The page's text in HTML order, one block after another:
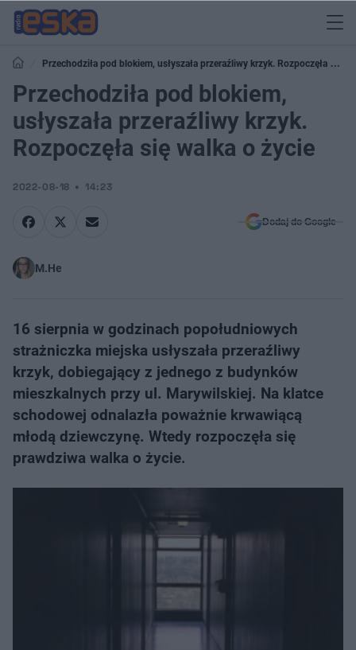
Przechodziła pod blokiem, usłyszała przeraźliwy krzyk. Rozpoczęła się
walka o życie
Przechodziła pod blokiem,
usłyszała przeraźliwy krzyk.
Rozpoczęła się walka o życie
2022-08-18 14:23
Dodaj do Google
M.He
16 sierpnia w godzinach popołudniowych
strażniczka miejska usłyszała przeraźliwy
krzyk, dobiegający z jednego z budynków
mieszkalnych przy ul. Marywilskiej. Na klatce
schodowej odnalazła poważnie krwawiącą
młodą dziewczynę. Wtedy rozpoczęła się
prawdziwa walka o życie.